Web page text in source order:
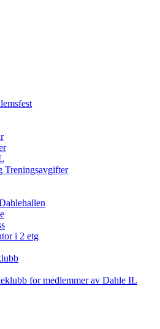
Treningsavgifter
i 2 etg
for medlemmer av Dahle IL